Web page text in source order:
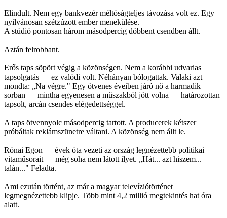
Elindult. Nem egy bankvezér méltóságteljes távozása volt ez. Egy
nyilvánosan szétzúzott ember menekülése.
A stúdió pontosan három másodpercig döbbent csendben állt.
Aztán felrobbant.
Erős taps söpört végig a közönségen. Nem a korábbi udvarias
tapsolgatás — ez valódi volt. Néhányan bólogattak. Valaki azt
mondta: „Na végre." Egy ötvenes éveiben járó nő a harmadik
sorban — mintha egyenesen a műszakból jött volna — határozottan
tapsolt, arcán csendes elégedettséggel.
A taps ötvennyolc másodpercig tartott. A producerek kétszer
próbáltak reklámszünetre váltani. A közönség nem állt le.
Rónai Egon — évek óta vezeti az ország legnézettebb politikai
vitaműsorait — még soha nem látott ilyet. „Hát... azt hiszem...
talán..." Feladta.
Ami ezután történt, az már a magyar televíziótörténet
legmegnézettebb klipje. Több mint 4,2 millió megtekintés hat óra
alatt.